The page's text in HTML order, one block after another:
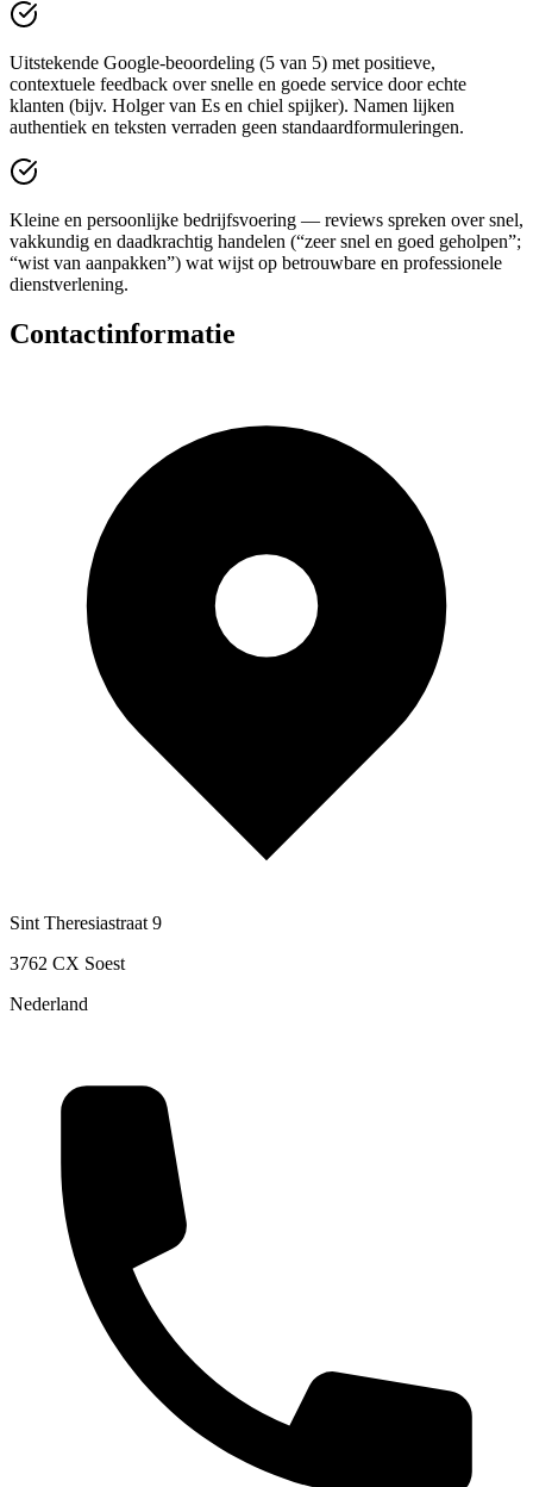
Uitstekende Google-beoordeling (5 van 5) met positieve,
contextuele feedback over snelle en goede service door echte
klanten (bijv. Holger van Es en chiel spijker). Namen lijken
authentiek en teksten verraden geen standaardformuleringen.
Kleine en persoonlijke bedrijfsvoering — reviews spreken over snel,
vakkundig en daadkrachtig handelen (“zeer snel en goed geholpen”;
“wist van aanpakken”) wat wijst op betrouwbare en professionele
dienstverlening.
Contactinformatie
Sint Theresiastraat 9
3762 CX Soest
Nederland